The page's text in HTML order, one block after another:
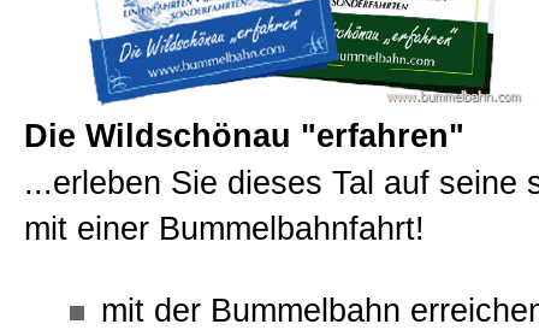
Die Wildschönau "erfahren"
...erleben Sie dieses Tal auf seine
mit einer Bummelbahnfahrt!
mit der Bummelbahn